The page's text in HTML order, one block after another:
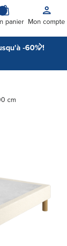
panier Mon compte
-60% !
cm